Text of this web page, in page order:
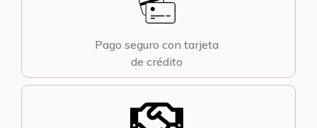
Pago seguro con tarjeta
de crédito